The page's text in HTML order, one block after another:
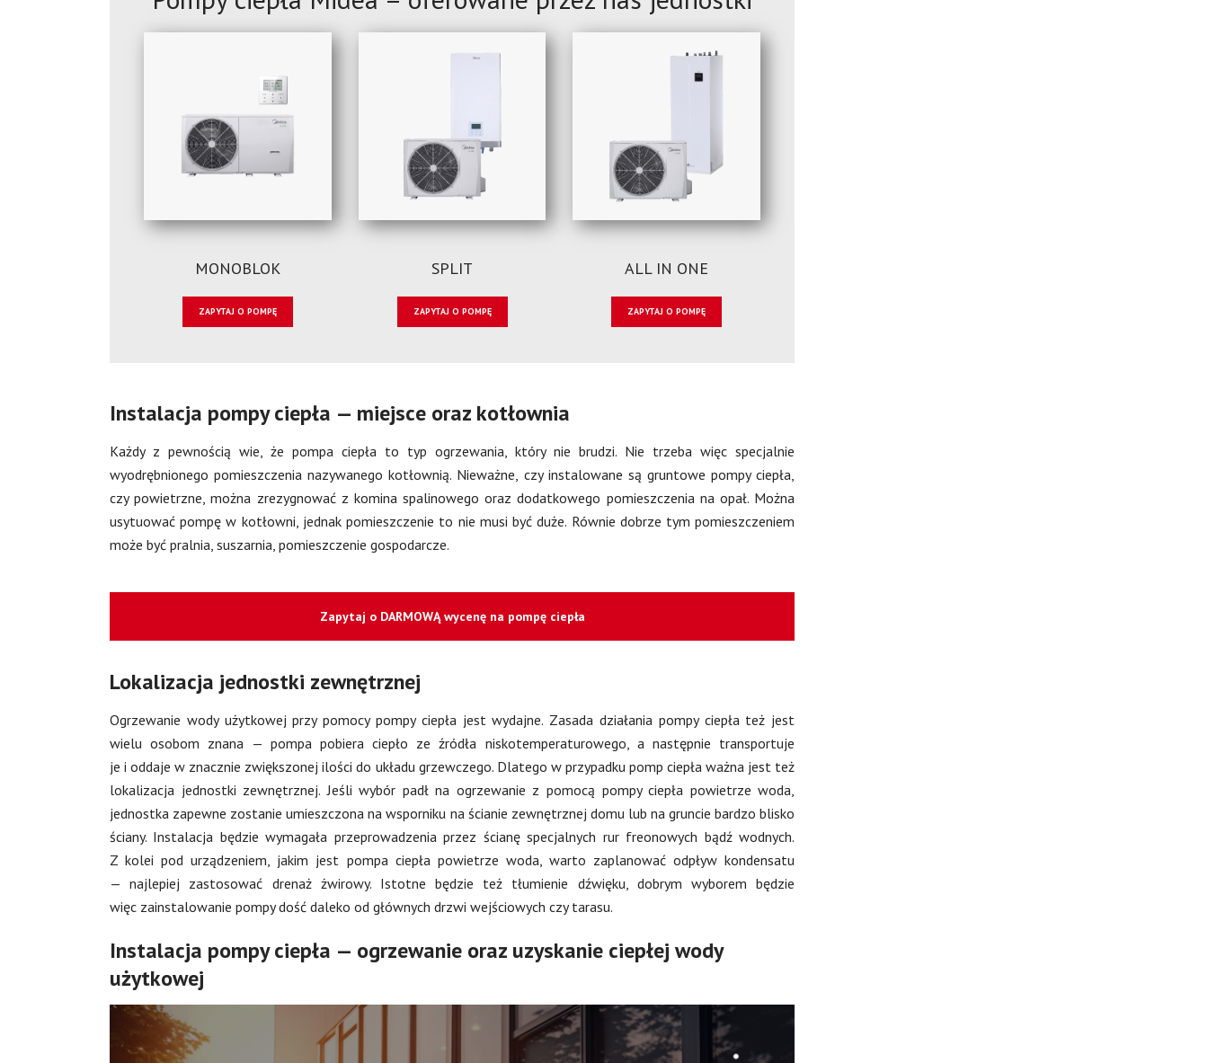
MONOBLOK
ZAPYTAJ O POMPĘ
SPLIT
ZAPYTAJ O POMPĘ
ALL IN ONE
ZAPYTAJ O POMPĘ
Instalacja pompy ciepła — miejsce oraz kotłownia
Każdy z pewnością wie, że pompa ciepła to typ ogrzewania, który nie brudzi. Nie trzeba więc specjalnie
wyodrębnionego pomieszczenia nazywanego kotłownią. Nieważne, czy instalowane są gruntowe pompy ciepła,
czy powietrzne, można zrezygnować z komina spalinowego oraz dodatkowego pomieszczenia na opał. Można
usytuować pompę w kotłowni, jednak pomieszczenie to nie musi być duże. Równie dobrze tym pomieszczeniem
może być pralnia, suszarnia, pomieszczenie gospodarcze.
Zapytaj o DARMOWĄ wycenę na pompę ciepła
Lokalizacja jednostki zewnętrznej
Ogrzewanie wody użytkowej przy pomocy pompy ciepła jest wydajne. Zasada działania pompy ciepła też jest
wielu osobom znana — pompa pobiera ciepło ze źródła niskotemperaturowego, a następnie transportuje
je i oddaje w znacznie zwiększonej ilości do układu grzewczego. Dlatego w przypadku pomp ciepła ważna jest też
lokalizacja jednostki zewnętrznej. Jeśli wybór padł na ogrzewanie z pomocą pompy ciepła powietrze woda,
jednostka zapewne zostanie umieszczona na wsporniku na ścianie zewnętrznej domu lub na gruncie bardzo blisko
ściany. Instalacja będzie wymagała przeprowadzenia przez ścianę specjalnych rur freonowych bądź wodnych.
Z kolei pod urządzeniem, jakim jest pompa ciepła powietrze woda, warto zaplanować odpływ kondensatu
— najlepiej zastosować drenaż żwirowy. Istotne będzie też tłumienie dźwięku, dobrym wyborem będzie
więc zainstalowanie pompy dość daleko od głównych drzwi wejściowych czy tarasu.
Instalacja pompy ciepła — ogrzewanie oraz uzyskanie ciepłej wody
użytkowej